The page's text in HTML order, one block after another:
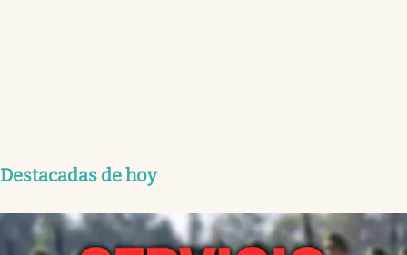
Destacadas de hoy